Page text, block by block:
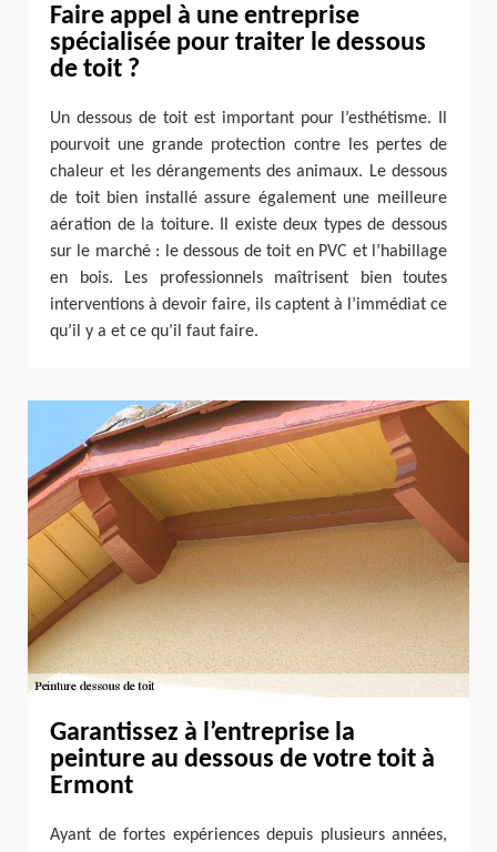
Faire appel à une entreprise
spécialisée pour traiter le dessous
de toit ?
Un dessous de toit est important pour l’esthétisme. Il
pourvoit une grande protection contre les pertes de
chaleur et les dérangements des animaux. Le dessous
de toit bien installé assure également une meilleure
aération de la toiture. Il existe deux types de dessous
sur le marché : le dessous de toit en PVC et l’habillage
en bois. Les professionnels maîtrisent bien toutes
interventions à devoir faire, ils captent à l’immédiat ce
qu’il y a et ce qu’il faut faire.
Garantissez à l’entreprise la
peinture au dessous de votre toit à
Ermont
Ayant de fortes expériences depuis plusieurs années,